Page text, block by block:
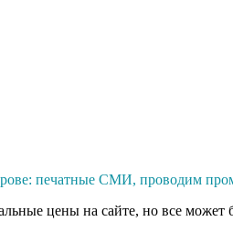
печатные СМИ, проводим
цены на сайте, но все